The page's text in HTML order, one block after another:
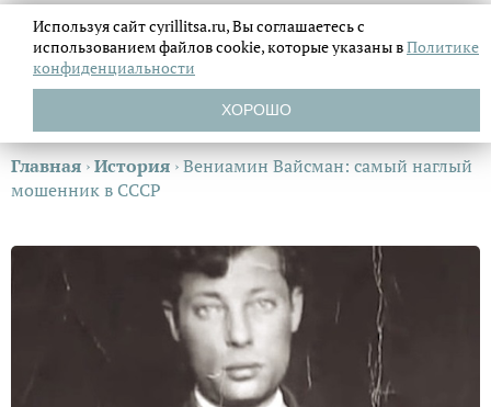
Главная ›История ›Вениамин Вайсман: самый наглый
мошенник в СССР
Используя сайт cyrillitsa.ru, Вы соглашаетесь с
использованием файловcookie, которые указаны вПолитике
конфиденциальности
ХОРОШО